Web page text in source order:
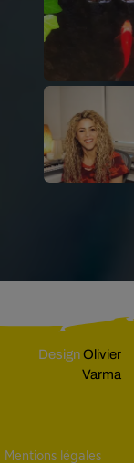
DesignOlivier
Varma
Mentions légales